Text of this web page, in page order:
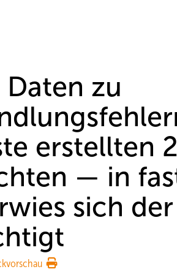
Daten zu
erstellten
— in
sich